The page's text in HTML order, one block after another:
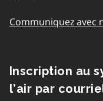
Communiquez avec
Inscription au
l’air par